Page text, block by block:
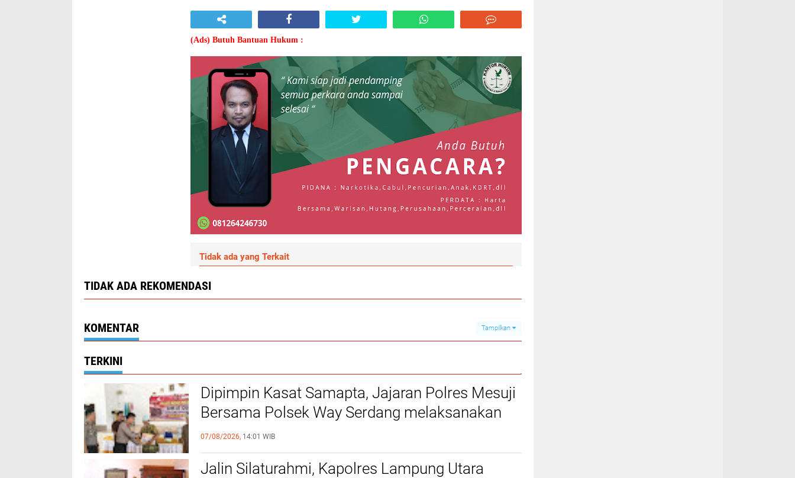
(Ads) Butuh Bantuan Hukum :
Tidak ada yang Terkait
TIDAK ADA REKOMENDASI
KOMENTAR Tampilkan
TERKINI
Dipimpin Kasat Samapta, Jajaran Polres Mesuji
Bersama Polsek Way Serdang melaksanakan
Kegiatan Rutin Dalam Program Jumat Curhat
07/08/2026, 14:01 WIB
Jalin Silaturahmi, Kapolres Lampung Utara